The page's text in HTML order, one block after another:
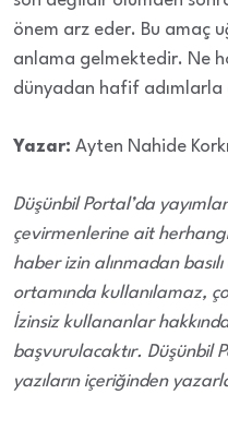
önem arz eder. Bu amaç
anlama gelmektedir. Ne
dünyadan hafif
Yazar: Ayten Nahide
Düşünbil Portal’da
çevirmenlerine ait
haber izin alınmadan
ortamında kullanılamaz,
İzinsiz kullananlar
başvurulacaktır. Düşünbil
yazıların içeriğinden